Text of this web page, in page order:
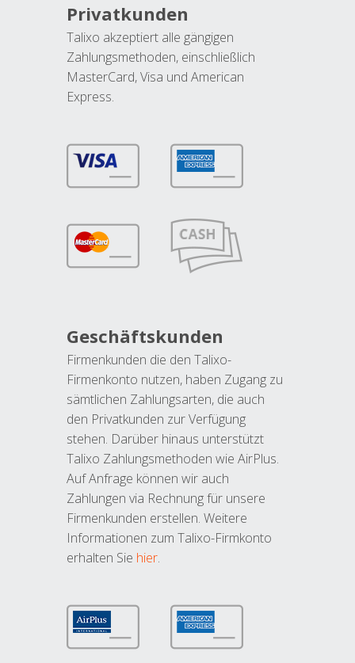
Privatkunden
Talixo akzeptiert alle gängigen
Zahlungsmethoden, einschließlich
MasterCard, Visa und American
Express.
Geschäftskunden
Firmenkunden die den Talixo-
Firmenkonto nutzen, haben Zugang zu
sämtlichen Zahlungsarten, die auch
den Privatkunden zur Verfügung
stehen. Darüber hinaus unterstützt
Talixo Zahlungsmethoden wie AirPlus.
Auf Anfrage können wir auch
Zahlungen via Rechnung für unsere
Firmenkunden erstellen. Weitere
Informationen zum Talixo-Firmkonto
erhalten Sie hier.